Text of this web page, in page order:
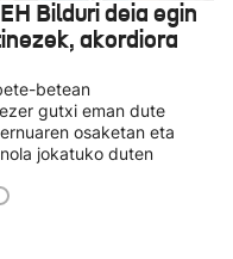
Bilduri deia egin
akordiora
betean
gutxi eman dute
osaketan eta
jokatuko duten